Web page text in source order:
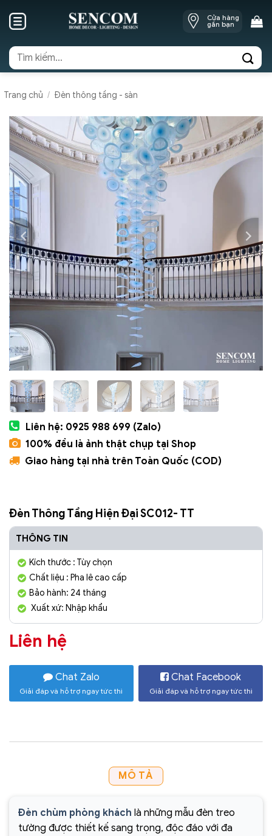
Cửa hàng
gần bạn
Tìm
kiếm:
Trang chủ / Đèn thông tầng - sàn
Liên hệ: 0925 988 699 (Zalo)
100% đều là ảnh thật chụp tại Shop
Giao hàng tại nhà trên Toàn Quốc (COD)
Đèn Thông Tầng Hiện Đại SC012- TT
THÔNG TIN
Kích thước : Tùy chọn
Chất liệu : Pha lê cao cấp
Bảo hành: 24 tháng
Xuất xứ: Nhập khẩu
Liên hệ
Chat Zalo
Giải đáp và hỗ trợ ngay tức thì
Chat Facebook
Giải đáp và hỗ trợ ngay tức thì
MÔ TẢ
Đèn chùm phòng khách là những mẫu đèn treo
tường được thiết kế sang trọng, độc đáo với đa